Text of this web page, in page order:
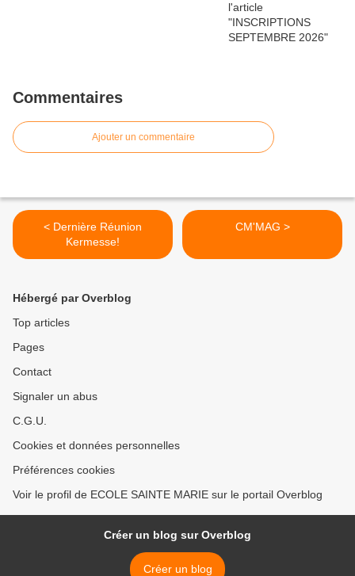
Commentaires
Ajouter un commentaire
< Dernière Réunion
Kermesse!
CM'MAG >
Hébergé par Overblog
Top articles
Pages
Contact
Signaler un abus
C.G.U.
Cookies et données personnelles
Préférences cookies
Voir le profil de ECOLE SAINTE MARIE sur le portail Overblog
Créer un blog sur Overblog
Créer un blog